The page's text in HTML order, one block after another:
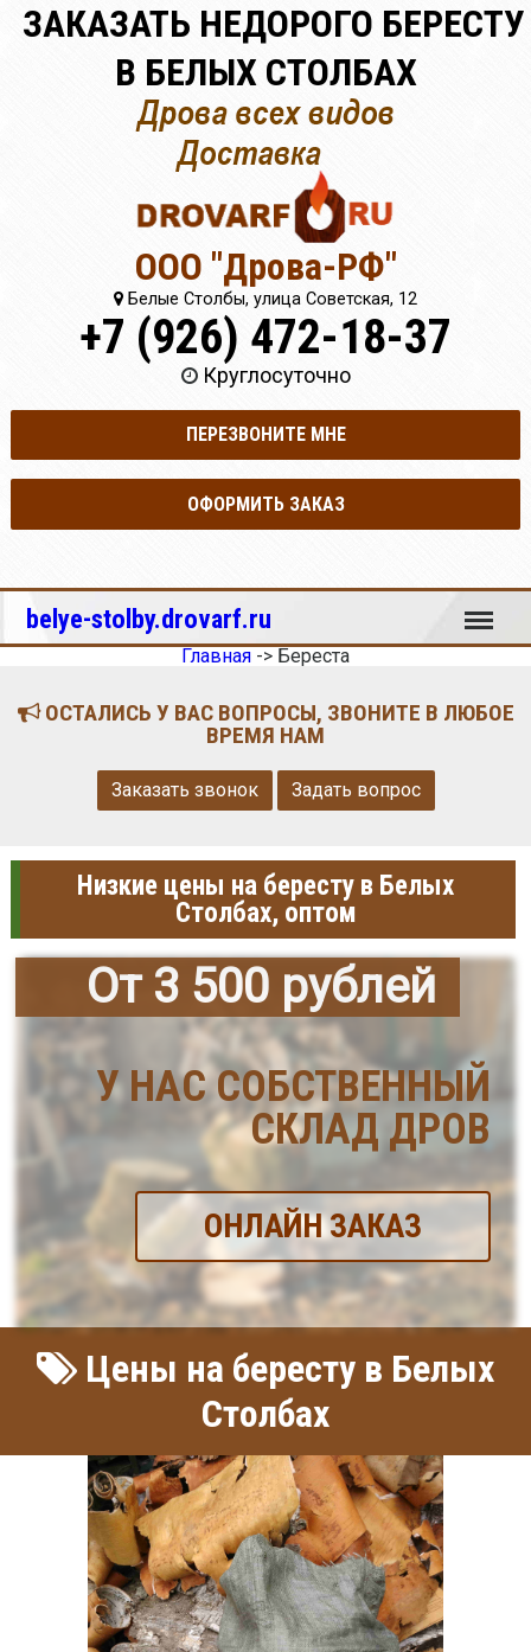
ЗАКАЗАТЬ НЕДОРОГО БЕРЕСТУ
В БЕЛЫХ СТОЛБАХ
ООО "Дрова-РФ"
Белые Столбы, улица Советская, 12
+7 (926) 472-18-37
Круглосуточно
ПЕРЕЗВОНИТЕ МНЕ
ОФОРМИТЬ ЗАКАЗ
belye-stolby.drovarf.ru Меню
Главная -> Береста
ОСТАЛИСЬ У ВАС ВОПРОСЫ, ЗВОНИТЕ В ЛЮБОЕ
ВРЕМЯ НАМ
Заказать звонок Задать вопрос
Низкие цены на бересту в Белых
Столбах, оптом
От 3 500 рублей
У НАС СОБСТВЕННЫЙ
СКЛАД ДРОВ
ОНЛАЙН ЗАКАЗ
Цены на бересту в Белых
Столбах